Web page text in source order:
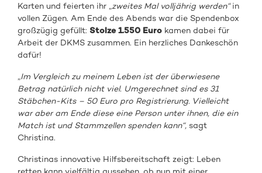
Karten und feierten ihr „zweites Mal volljährig werden“in
vollen Zügen. Am Ende des Abends war die Spendenbox
großzügig gefüllt:Stolze 1.550 Euro kamen dabei für
Arbeit der DKMS zusammen. Ein herzliches Dankeschön
dafür!
„Im Vergleich zu meinem Leben ist der überwiesene
Betrag natürlich nicht viel. Umgerechnet sind es 31
Stäbchen-Kits – 50 Euro pro Registrierung. Vielleicht
war aber am Ende diese eine Person unter ihnen, die ein
Match ist und Stammzellen spenden kann“, sagt
Christina.
Christinas innovative Hilfsbereitschaft zeigt: Leben